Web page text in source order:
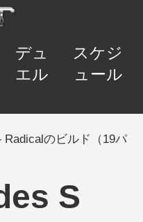
デュ
エル
スケジ
ュール
のビルド（19パ
S